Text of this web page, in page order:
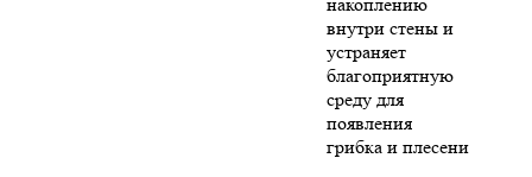
внутри стены и
устраняет
благоприятную
среду для
появления
грибка и плесени